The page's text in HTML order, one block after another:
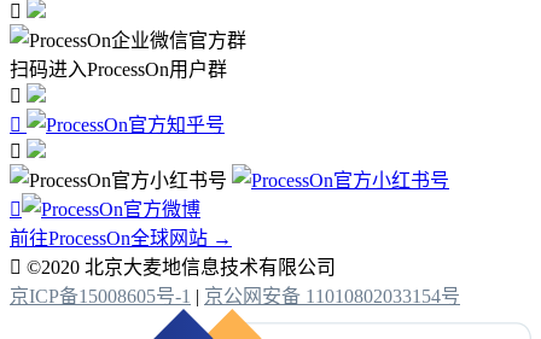

扫码进入ProcessOn用户群




前往ProcessOn全球网站 →
 ©2020 北京大麦地信息技术有限公司
京ICP备15008605号-1 | 京公网安备 11010802033154号